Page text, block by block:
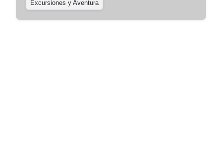
Excursiones y Aventura